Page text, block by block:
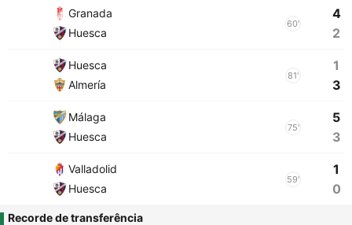
Granada
Huesca
60'
4
2
Huesca
Almería
81'
1
3
Málaga
Huesca
75'
5
3
Valladolid
Huesca
59'
1
0
Recorde de transferência